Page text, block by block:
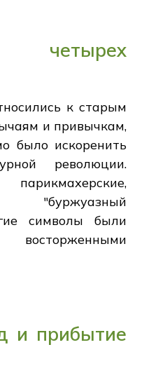
четырех
к старым
и привычкам,
было искоренить
революции.
"буржуазный
символы были
и прибытие